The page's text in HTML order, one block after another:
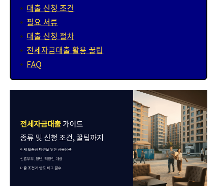
대출 신청 조건
필요 서류
대출 신청 절차
전세자금대출 활용 꿀팁
FAQ